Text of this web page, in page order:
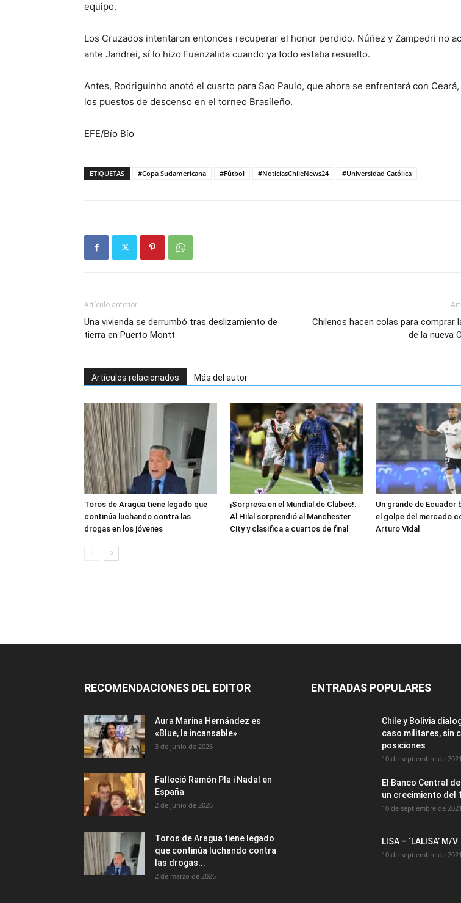
equipo.
Los Cruzados intentaron entonces recuperar el honor perdido. Núñez y Zampedri no
ante Jandrei, sí lo hizo Fuenzalida cuando ya todo estaba resuelto.
Antes, Rodriguinho anotó el cuarto para Sao Paulo, que ahora se enfrentará con
los puestos de descenso en el torneo Brasileño.
EFE/Bío Bío
ETIQUETAS #Copa Sudamericana #Fútbol #NoticiasChileNews24 #Universidad Católica
Artículo anterior
Una vivienda se derrumbó tras deslizamiento de
tierra en Puerto Montt
Chilenos hacen colas para comprar
de la nueva
Artículos relacionados Más del autor
Toros de Aragua tiene legado que
continúa luchando contra las
drogas en los jóvenes
¡Sorpresa en el Mundial de Clubes!:
Al Hilal sorprendió al Manchester
City y clasifica a cuartos de final
Un grande de Ecuador
el golpe del mercado
Arturo Vidal
RECOMENDACIONES DEL EDITOR
Aura Marina Hernández es
«Blue, la incansable»
3 de junio de 2026
Falleció Ramón Pla i Nadal en
España
2 de junio de 2026
Toros de Aragua tiene legado
que continúa luchando contra
las drogas...
2 de marzo de 2026
ENTRADAS POPULARES
Chile y Bolivia
caso militares, sin
posiciones
10 de septiembre de 2021
El Banco Central
un crecimiento del
10 de septiembre de 2021
LISA – ‘LALISA’ M/V
10 de septiembre de 2021